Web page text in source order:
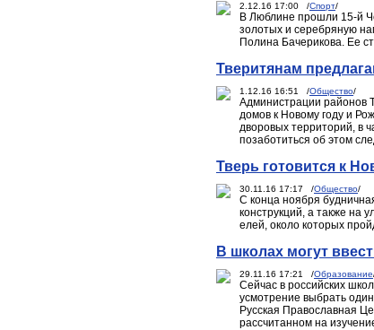
2.12.16 17:00 /Спорт/
В Люблине прошли 15-й
золотых и серебряную
Полина Бачерикова. Ее
Тверитянам
1.12.16 16:51 /Общество/
Администрации районов
домов к Новому году и
дворовых территорий, в
позаботиться об этом
Тверь готовится к
30.11.16 17:17 /Общество/
С конца ноября
конструкций, а также на
елей, около которых
В школах могут
29.11.16 17:21 /Образование
Сейчас в российских
усмотрение выбрать
Русская Православная
рассчитанном на